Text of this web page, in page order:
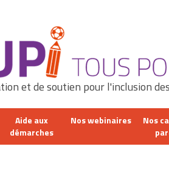
et de soutien pour l'inclusion
Aide aux
démarches
Nos webinaires
Nos